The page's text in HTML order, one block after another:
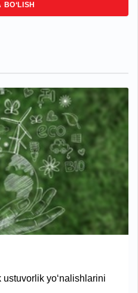
BO‘LISH
yo‘nalishlarini